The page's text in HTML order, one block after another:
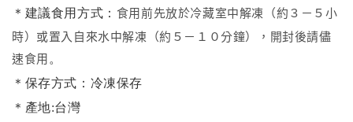
＊建議食用方式： 食用前先放於冷藏室中解凍（約３－５小
時）或置入自來水中解凍（約５－１０分鐘），開封後請儘
速食用。
＊保存方式：冷凍保存
＊產地:台灣